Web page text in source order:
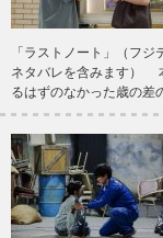
「ラストノート」（フ
ネタバレを含みます）
るはずのなかった歳の差